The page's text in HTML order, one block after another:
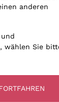
anderen
wählen Sie